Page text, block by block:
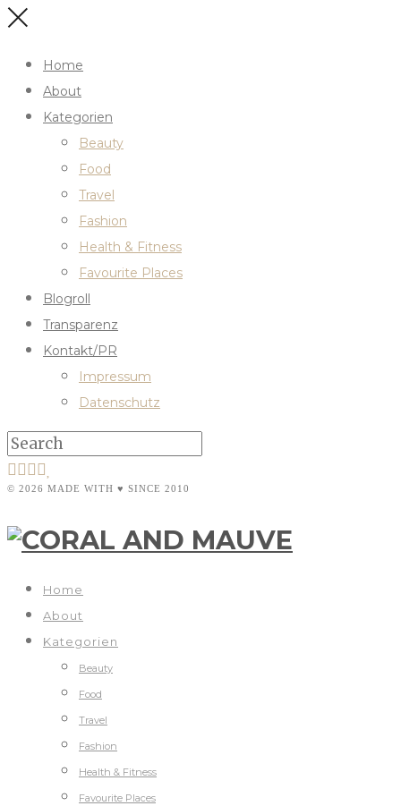
Home
About
Kategorien
Beauty
Food
Travel
Fashion
Health & Fitness
Favourite Places
Blogroll
Transparenz
Kontakt/PR
Impressum
Datenschutz
© 2026 MADE WITH ♥ SINCE 2010
Home
About
Kategorien
Beauty
Food
Travel
Fashion
Health & Fitness
Favourite Places